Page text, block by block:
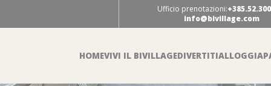
Ufficio prenotazioni:
info@bivillage.com
HOMEVIVI IL BIVILLAGEDIVERTITIALLOGGIA